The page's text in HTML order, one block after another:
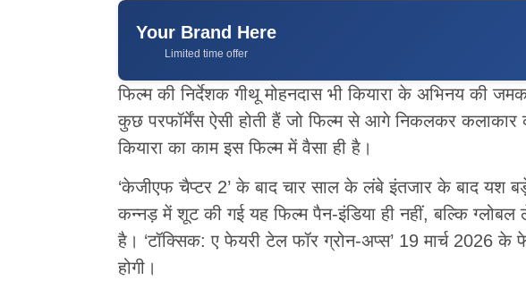
Your Brand Here
Limited time offer
फिल्म की निर्देशक गीथू मोहनदास भी कियारा के अभिनय की
कुछ परफॉर्मेंस ऐसी होती हैं जो फिल्म से आगे निकलकर
कियारा का काम इस फिल्म में वैसा ही है।
‘केजीएफ चैप्टर 2’ के बाद चार साल के लंबे इंतजार के बाद यश
कन्नड़ में शूट की गई यह फिल्म पैन-इंडिया ही नहीं, बल्कि
है। ‘टॉक्सिक: ए फेयरी टेल फॉर ग्रोन-अप्स’ 19 मार्च 2026 के
होगी।